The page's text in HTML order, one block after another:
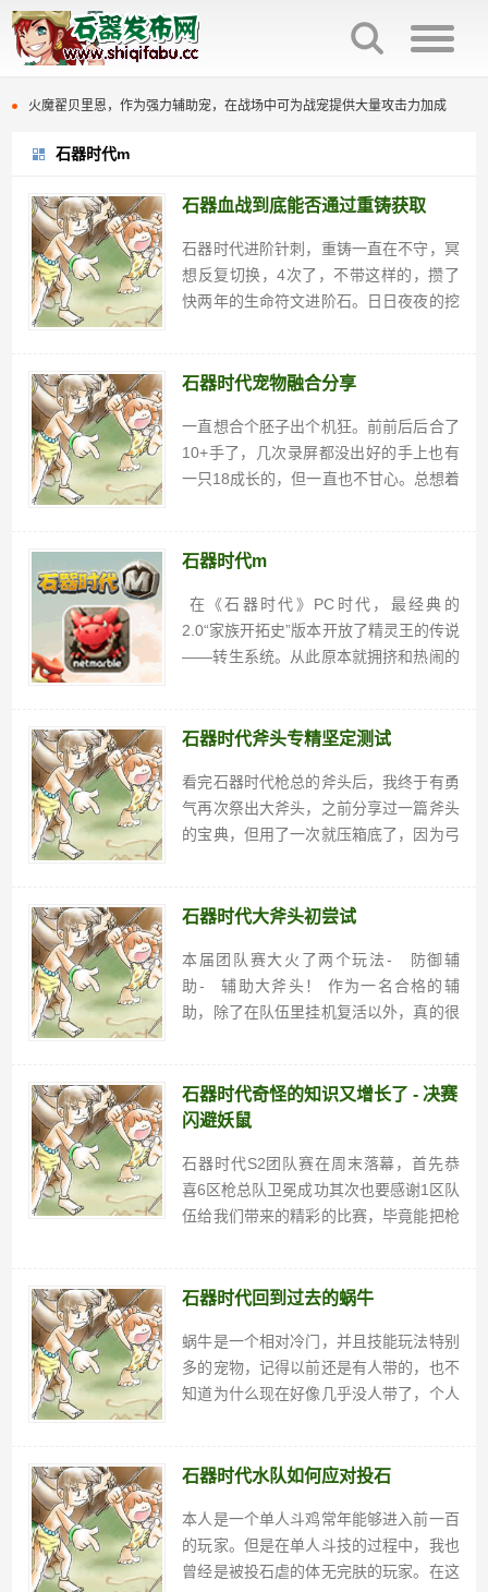
石器时代觉醒制作人来信：感谢全体石灰并肩同行
百战石器优化回炉面板显示参数，直接提示满档信息，避免遗漏。
百战石器更新主线任务支持组队完成（同时支持一机多控）
百战石器私服凌晨掉线说明
石器时代觉醒制作人来信：感谢全体石灰并肩同行
火魔翟贝里恩，作为强力辅助宠，在战场中可为战宠提供大量攻击力加成
《石器时代：觉醒》团队联合公安对非法私服进行强力打击
原版石器时代几大坑点
百战石器更新主线任务支持组队完成（同时支持一机多控）
百战石器私服新区开放众多活动开启
百战石器私服凌晨掉线说明
石器时代m
石器血战到底能否通过重铸获取
石器时代进阶针刺，重铸一直在不守，冥
想反复切换，4次了，不带这样的，攒了
快两年的生命符文进阶石。日日夜夜的挖
天，挖矿都快挖吐了今天好不容易攒够材
石器时代宠物融合分享
一直想合个胚子出个机狂。前前后后合了
10+手了，几次录屏都没出好的手上也有
一只18成长的，但一直也不甘心。总想着
19+今天终于还是合到了一个19的5万分
石器时代m
在《石器时代》PC时代，最经典的
2.0“家族开拓史”版本开放了精灵王的传说
——转生系统。从此原本就拥挤和热闹的
生…… 可以说转生系统某种程度上横向
石器时代斧头专精坚定测试
看完石器时代枪总的斧头后，我终于有勇
气再次祭出大斧头，之前分享过一篇斧头
的宝典，但用了一次就压箱底了，因为弓
几轮，感觉是个好技能，所以分享给大
石器时代大斧头初尝试
本届团队赛大火了两个玩法- 防御辅
助- 辅助大斧头！ 作为一名合格的辅
助，除了在队伍里挂机复活以外，真的很
石器时代奇怪的知识又增长了 - 决赛
闪避妖鼠
石器时代S2团队赛在周末落幕，首先恭
喜6区枪总队卫冕成功其次也要感谢1区队
伍给我们带来的精彩的比赛，毕竟能把枪
的东西，比如闪避大斧头……这个咱就不
石器时代回到过去的蜗牛
蜗牛是一个相对冷门，并且技能玩法特别
多的宠物，记得以前还是有人带的，也不
知道为什么现在好像几乎没人带了，个人
作。还是老规矩先简单介绍一下各个技
石器时代水队如何应对投石
本人是一个单人斗鸡常年能够进入前一百
的玩家。但是在单人斗技的过程中，我也
曾经是被投石虐的体无完肤的玩家。在这